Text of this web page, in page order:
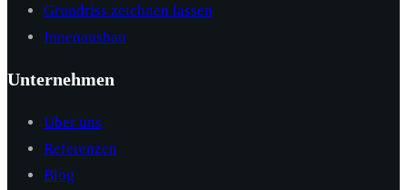
Grundriss zeichnen lassen
Innenausbau
Unternehmen
Über uns
Referenzen
Blog